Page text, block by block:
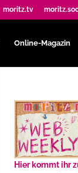
moritz.tv
Online-Magazin
Hier kommt ihr